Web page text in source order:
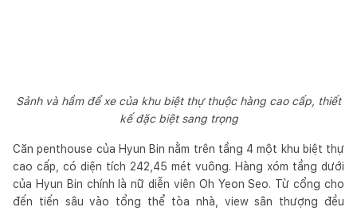
Sảnh và hầm để xe của khu biệt thự thuộc hàng cao cấp, thiết
kế đặc biệt sang trọng
Căn penthouse của Hyun Bin nằm trên tầng 4 một khu biệt thự
cao cấp, có diện tích 242,45 mét vuông. Hàng xóm tầng dưới
của Hyun Bin chính là nữ diễn viên Oh Yeon Seo. Từ cổng cho
đến tiến sâu vào tổng thể tòa nhà, view sân thượng đều